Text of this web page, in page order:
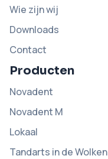
Wie zijn wij
Downloads
Contact
Producten
Novadent
Novadent M
Lokaal
Tandarts in de Wolken